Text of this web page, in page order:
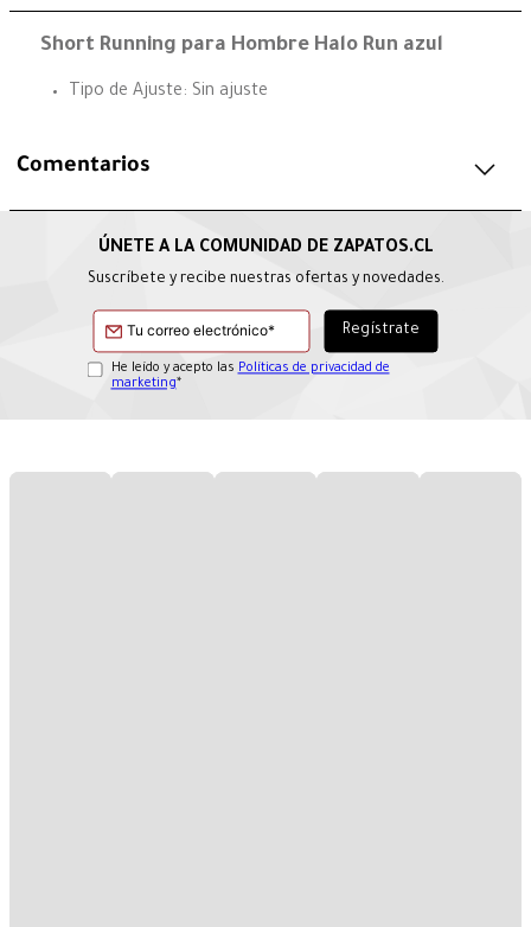
Short Running para Hombre Halo Run azul
Tipo de Ajuste: Sin ajuste
Comentarios
Suscríbete y recibe nuestras ofertas y novedades.
He leído y acepto las Políticas de privacidad de
marketing*